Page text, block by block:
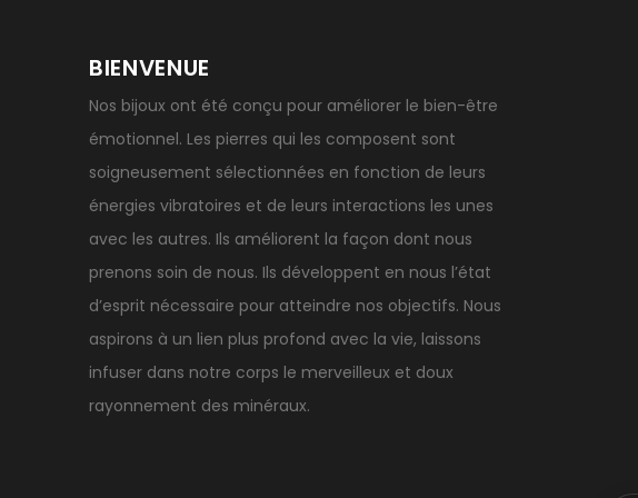
BIENVENUE
Nos bijoux ont été conçu pour améliorer le bien-être
émotionnel. Les pierres qui les composent sont
soigneusement sélectionnées en fonction de leurs
énergies vibratoires et de leurs interactions les unes
avec les autres. Ils améliorent la façon dont nous
prenons soin de nous. Ils développent en nous l’état
d’esprit nécessaire pour atteindre nos objectifs. Nous
aspirons à un lien plus profond avec la vie, laissons
infuser dans notre corps le merveilleux et doux
rayonnement des minéraux.